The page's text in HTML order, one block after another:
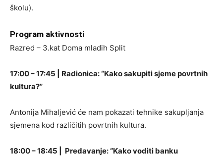
školu).
Program aktivnosti
Razred – 3.kat Doma mladih Split
17:00 – 17:45 | Radionica: “Kako sakupiti sjeme povrtnih
kultura?”
Antonija Mihaljević će nam pokazati tehnike sakupljanja
sjemena kod različitih povrtnih kultura.
18:00 – 18:45 | Predavanje: “Kako voditi banku